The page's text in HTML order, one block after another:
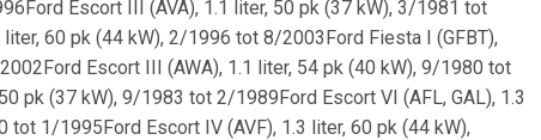
Escort III (AVA), 1.1 liter, 50 pk (37 kW), 3/1981 tot
60 pk (44 kW), 2/1996 tot 8/2003Ford Fiesta I (GFBT),
Escort III (AWA), 1.1 liter, 54 pk (40 kW), 9/1980 tot
pk (37 kW), 9/1983 tot 2/1989Ford Escort VI (AFL, GAL), 1.3
1/1995Ford Escort IV (AVF), 1.3 liter, 60 pk (44 kW),